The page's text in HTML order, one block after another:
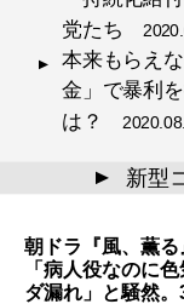
党たち
本来もらえ
金」で暴利
は？
▲ 新型
朝ドラ『風、薫る
「病人役なのに
ダ漏れ」と騒然。